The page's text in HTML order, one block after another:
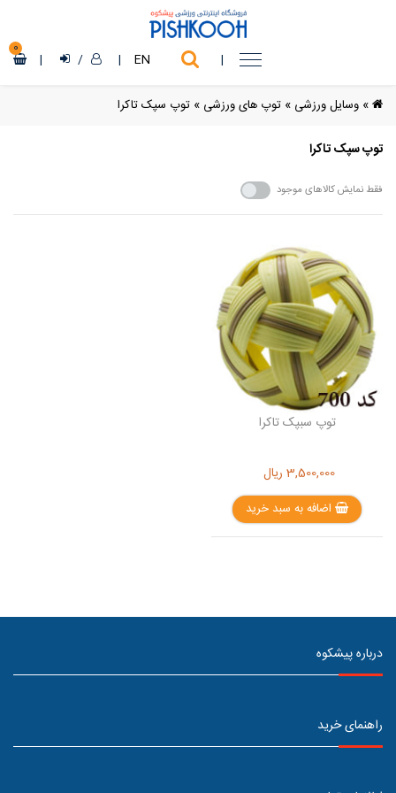
|
EN
|
/
|
0
» وسایل ورزشی » توپ های ورزشی » توپ سپک تاکرا
توپ سپک تاکرا
فقط نمایش کالاهای موجود
توپ سبپک تاکرا
3,500,000 ریال
اضافه به سبد خرید
درباره پیشکوه
راهنمای خرید